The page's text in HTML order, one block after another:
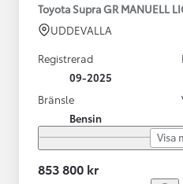
Toyota Supra GR MANUELL
UDDEVALLA
Registrerad
09-2025
Bränsle
Bensin
Visa
853 800 kr